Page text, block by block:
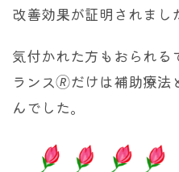
改善効果が証明されまし
気付かれた方もおられ
ランス🄬だけは補助療法
んでした。